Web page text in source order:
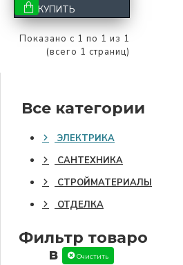
КУПИТЬ
Показано с 1 по 1 из 1
(всего 1 страниц)
Все категории
ЭЛЕКТРИКА
САНТЕХНИКА
СТРОЙМАТЕРИАЛЫ
ОТДЕЛКА
Фильтр товаро
в
Очистить